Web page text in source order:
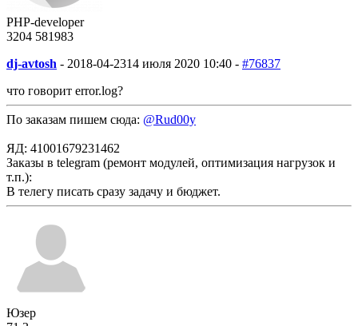
PHP-developer
3204 581983
dj-avtosh - 2018-04-2314 июля 2020 10:40 - #76837
что говорит error.log?
По заказам пишем сюда: @Rud00y
ЯД: 41001679231462
Заказы в telegram (ремонт модулей, оптимизация нагрузок и
т.п.):
В телегу писать сразу задачу и бюджет.
Юзер